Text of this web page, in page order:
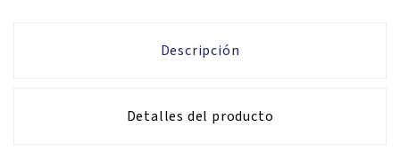
Descripción
Detalles del producto